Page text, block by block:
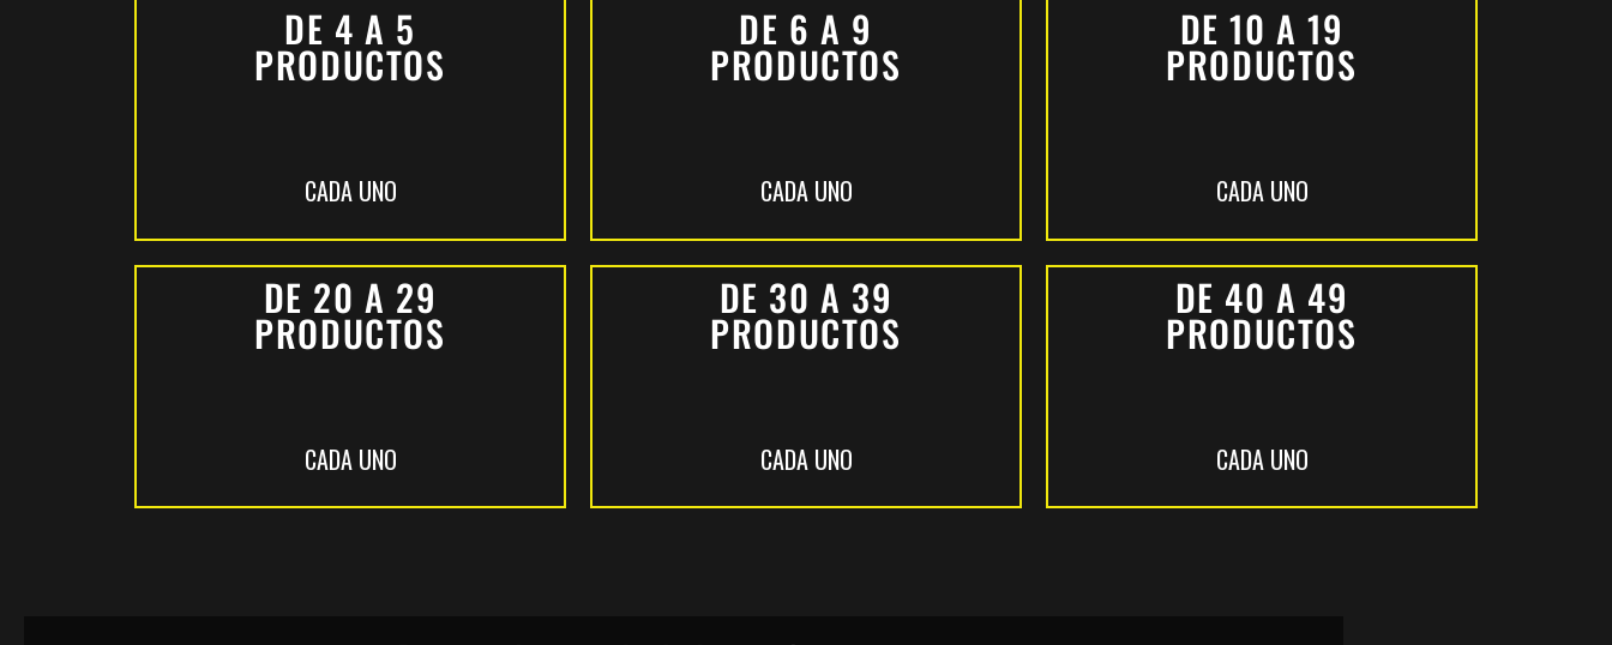
DE 4 A 5
PRODUCTOS
CADA UNO
DE 6 A 9
PRODUCTOS
CADA UNO
DE 10 A 19
PRODUCTOS
CADA UNO
DE 20 A 29
PRODUCTOS
CADA UNO
DE 30 A 39
PRODUCTOS
CADA UNO
DE 40 A 49
PRODUCTOS
CADA UNO